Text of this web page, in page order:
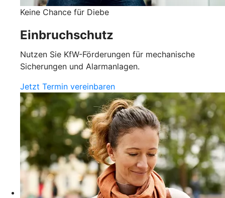
Keine Chance für Diebe
Einbruchschutz
Nutzen Sie KfW-Förderungen für mechanische
Sicherungen und Alarmanlagen.
Jetzt Termin vereinbaren